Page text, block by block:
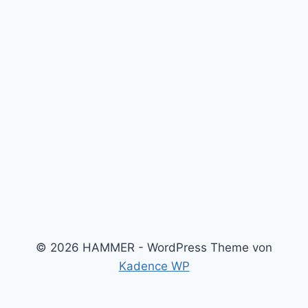
© 2026 HAMMER - WordPress Theme von
Kadence WP